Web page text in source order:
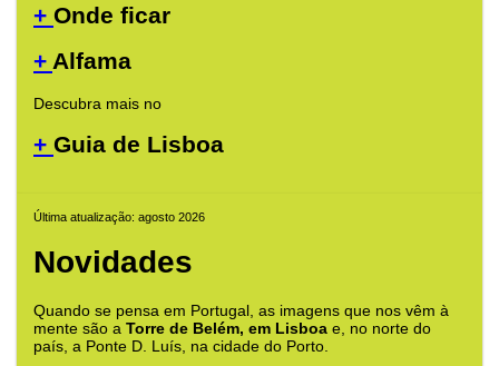
+ Onde ficar
+ Alfama
Descubra mais no
+ Guia de Lisboa
Última atualização: agosto 2026
Novidades
Quando se pensa em Portugal, as imagens que nos vêm à
mente são a Torre de Belém, em Lisboa e, no norte do
país, a Ponte D. Luís, na cidade do Porto.